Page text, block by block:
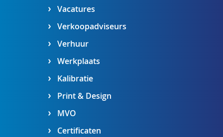
Vacatures
Verkoopadviseurs
Verhuur
Werkplaats
Kalibratie
Print & Design
MVO
Certificaten